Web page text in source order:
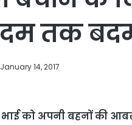
तक
January 14, 2017
को अपनी बहनों की